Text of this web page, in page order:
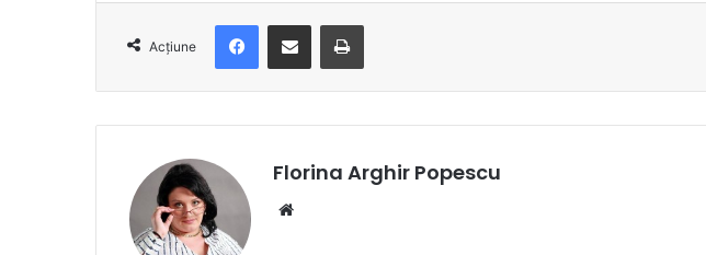
Acțiune
FacebookDistribuie prin e-mail Imprimare
Florina Arghir Popescu